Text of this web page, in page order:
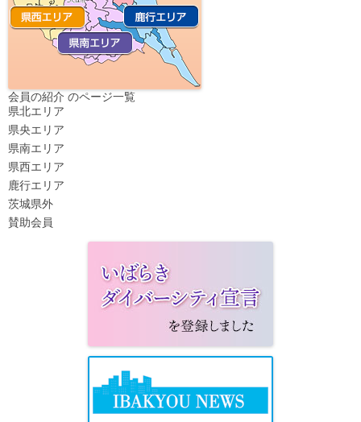
会員の紹介 のページ一覧
県北エリア
県央エリア
県南エリア
県西エリア
鹿行エリア
茨城県外
賛助会員